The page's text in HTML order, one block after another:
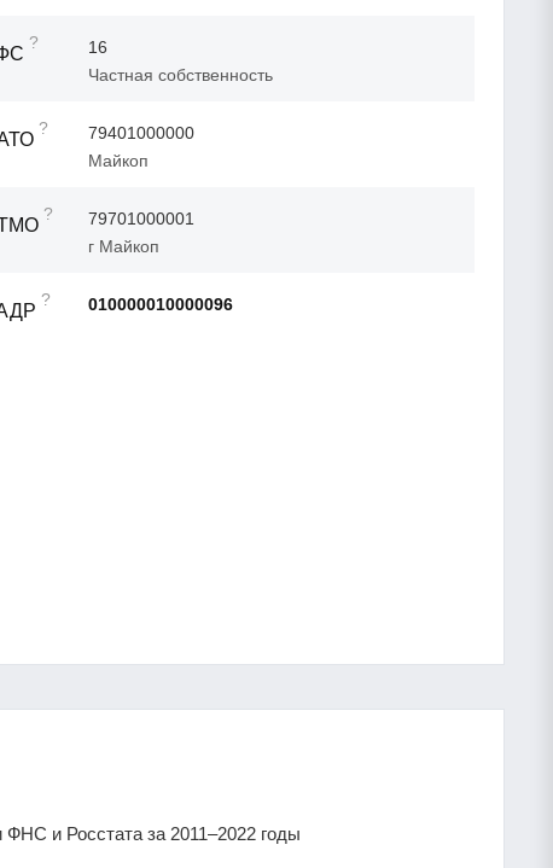
?
16
Частная собственность
?
79401000000
Майкоп
?
79701000001
г Майкоп
? 010000010000096
и Росстата за 2011–2022 годы